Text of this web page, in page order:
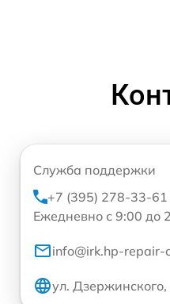
Служба поддержки
+7 (395) 278-33-61
Ежедневно с 9:00 до
info@irk.hp-repair-
ул. Дзержинского,